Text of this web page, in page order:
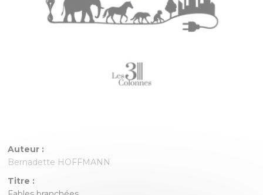
Auteur :
Bernadette HOFFMANN
Titre :